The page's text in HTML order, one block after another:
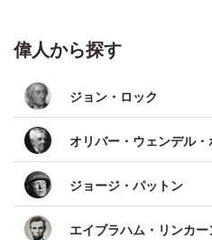
偉人から探す
ジョン・ロック
オリバー・ウェンデル
ジョージ・パットン
エイブラハム・リンカ